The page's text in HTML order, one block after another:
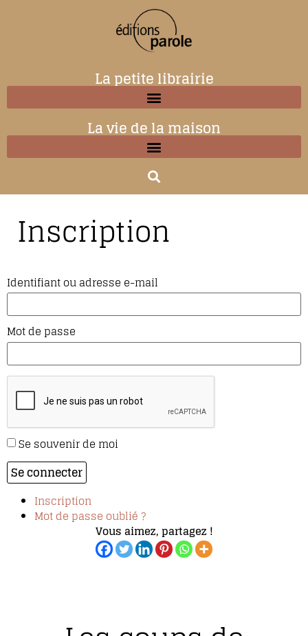
La petite librairie
La vie de la maison
Inscription
Identifiant ou adresse e-mail
Mot de passe
Se souvenir de moi
Se connecter
Inscription
Mot de passe oublié ?
Vous aimez, partagez !